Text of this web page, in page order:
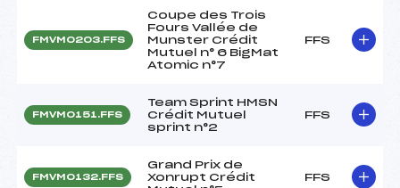
FMVM0203.FFS
Coupe des Trois
Fours Vallée de
Munster Crédit
Mutuel n° 6 BigMat
Atomic n°7
FFS
FMVM0151.FFS
Team Sprint HMSN
Crédit Mutuel
sprint n°2
FFS
FMVM0132.FFS
Grand Prix de
Xonrupt Crédit
FFS